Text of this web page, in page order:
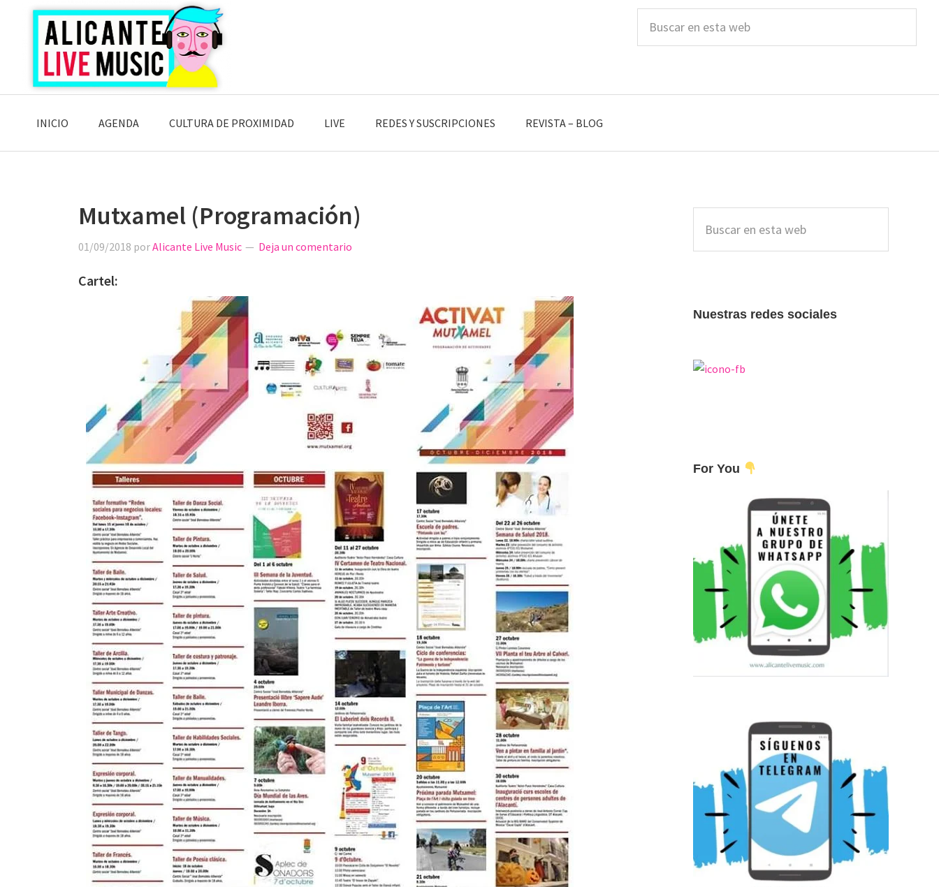
Saltar
navegación
principal
Saltar
contenido
principal
Saltar
lateral
principal
esta
INICIO AGENDA CULTURA DE PROXIMIDAD LIVE REDES Y SUSCRIPCIONES REVISTA – BLOG
Mutxamel (Programación)
01/09/2018 porAlicante Live Music Deja un comentario
Cartel:
lateral
principal
esta
Nuestras redes sociales
For You